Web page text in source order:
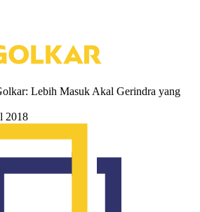
Lebih Masuk Akal Gerindra yang
2018